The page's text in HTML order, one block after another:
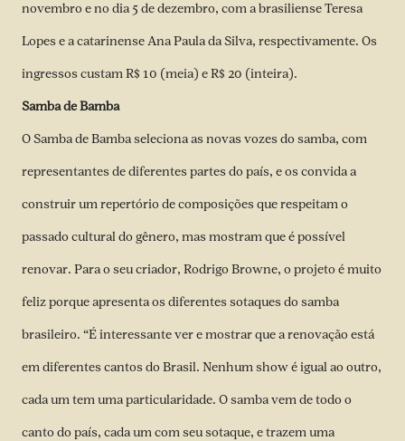
novembro e no dia 5 de dezembro, com a brasiliense Teresa
Lopes e a catarinense Ana Paula da Silva, respectivamente. Os
ingressos custam R$ 10 (meia) e R$ 20 (inteira).
Samba de Bamba
O Samba de Bamba seleciona as novas vozes do samba, com
representantes de diferentes partes do país, e os convida a
construir um repertório de composições que respeitam o
passado cultural do gênero, mas mostram que é possível
renovar. Para o seu criador, Rodrigo Browne, o projeto é muito
feliz porque apresenta os diferentes sotaques do samba
brasileiro. “É interessante ver e mostrar que a renovação está
em diferentes cantos do Brasil. Nenhum show é igual ao outro,
cada um tem uma particularidade. O samba vem de todo o
canto do país, cada um com seu sotaque, e trazem uma